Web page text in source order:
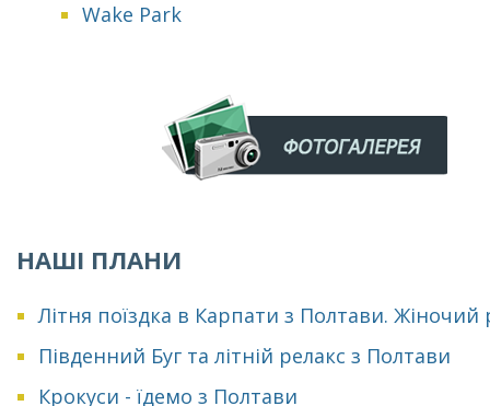
Wake Park
НАШІ ПЛАНИ
Літня поїздка в Карпати з Полтави. Жіночий
Південний Буг та літній релакс з Полтави
Крокуси - їдемо з Полтави